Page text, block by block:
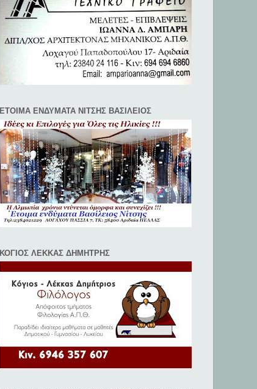
ΕΤΟΙΜΑ ΕΝΔΥΜΑΤΑ ΝΙΤΣΗΣ ΒΑΣΙΛΕΙΟΣ
ΚΟΓΙΟΣ ΛΕΚΚΑΣ ΔΗΜΗΤΡΗΣ